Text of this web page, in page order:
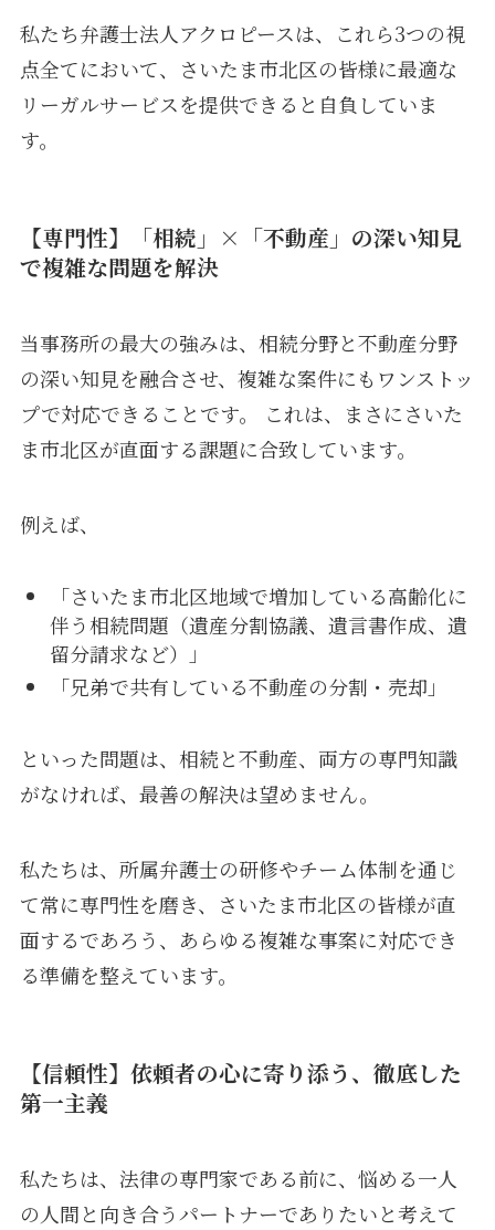
私たち弁護士法人アクロピースは、これら3つの視
点全てにおいて、さいたま市北区の皆様に最適な
リーガルサービスを提供できると自負していま
す。
【専門性】「相続」×「不動産」の深い知見
で複雑な問題を解決
当事務所の最大の強みは、相続分野と不動産分野
の深い知見を融合させ、複雑な案件にもワンストッ
プで対応できることです。 これは、まさにさいた
ま市北区が直面する課題に合致しています。
例えば、
「さいたま市北区地域で増加している高齢化に
伴う相続問題（遺産分割協議、遺言書作成、遺
留分請求など）」
「兄弟で共有している不動産の分割・売却」
といった問題は、相続と不動産、両方の専門知識
がなければ、最善の解決は望めません。
私たちは、所属弁護士の研修やチーム体制を通じ
て常に専門性を磨き、さいたま市北区の皆様が直
面するであろう、あらゆる複雑な事案に対応でき
る準備を整えています。
【信頼性】依頼者の心に寄り添う、徹底した
第一主義
私たちは、法律の専門家である前に、悩める一人
の人間と向き合うパートナーでありたいと考えて